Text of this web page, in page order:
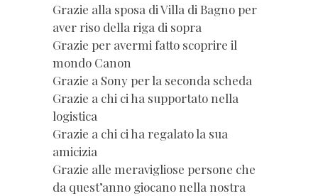
Grazie alla sposa di Villa di Bagno per
aver riso della riga di sopra
Grazie per avermi fatto scoprire il
mondo Canon
Grazie a Sony per la seconda scheda
Grazie a chi ci ha supportato nella
logistica
Grazie a chi ci ha regalato la sua
amicizia
Grazie alle meravigliose persone che
da quest’anno giocano nella nostra